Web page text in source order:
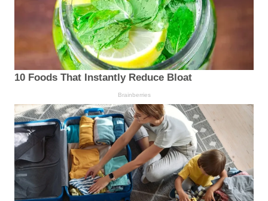
10 Foods That Instantly Reduce Bloat
Brainberries